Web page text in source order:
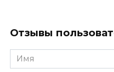
Отзывы
Имя
*